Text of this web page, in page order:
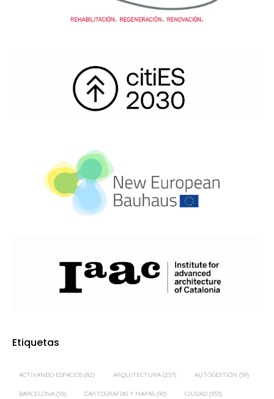
Etiquetas
ACTIVANDO ESPACIOS (82) ARQUITECTURA (257) AUTOGESTIÓN (59)
BARCELONA (55) CARTOGRAFÍAS Y MAPAS (90) CIUDAD (553)